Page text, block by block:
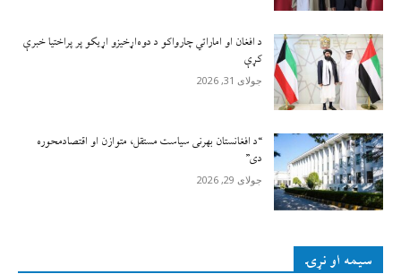
د افغان او اماراتي چارواکو د دوه‌اړخیزو اړیکو پر پراختیا خبرې
کړې
جولای 31, 2026
“د افغانستان بهرنی سیاست مستقل، متوازن او اقتصادمحوره
دی”
جولای 29, 2026
سیمه او نړۍ